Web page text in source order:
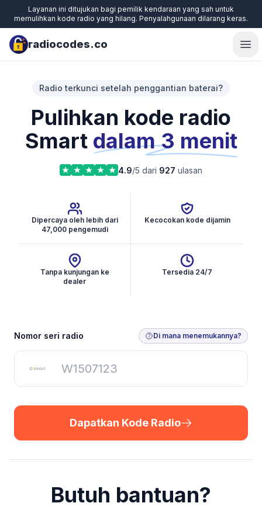
Layanan ini ditujukan bagi pemilik kendaraan yang sah untuk
memulihkan kode radio yang hilang. Penyalahgunaan dilarang keras.
radiocodes.co
Radio terkunci setelah penggantian baterai?
Pulihkan kode radio
Smart dalam 3 menit
4.9/5 dari 927 ulasan
Dipercaya oleh lebih dari
47,000 pengemudi
Kecocokan kode dijamin
Tanpa kunjungan ke
dealer
Tersedia 24/7
Dapatkan Kode Radio
Nomor seri radio Di mana menemukannya?
Dapatkan Kode Radio
Butuh bantuan?